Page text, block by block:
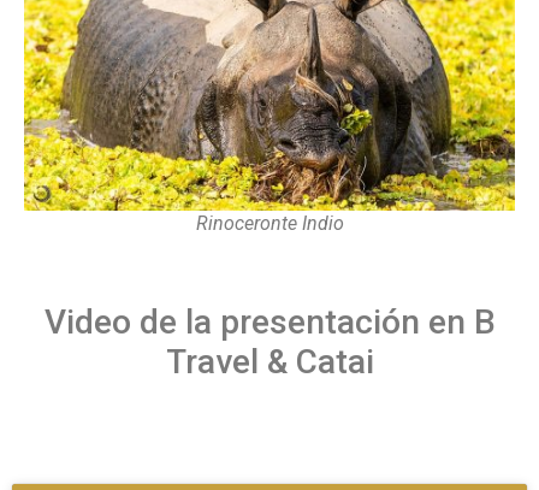
Rinoceronte Indio
Video de la presentación en B
Travel & Catai